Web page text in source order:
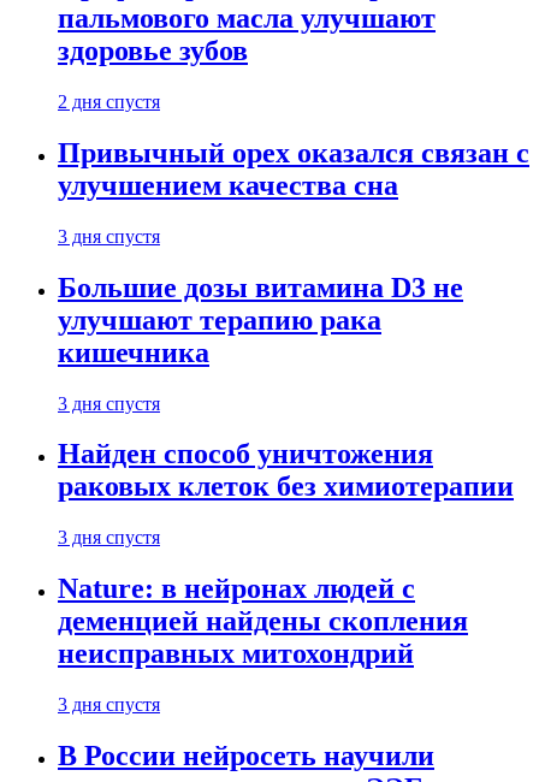
пальмового масла улучшают
здоровье зубов
2 дня спустя
Привычный орех оказался связан с
улучшением качества сна
3 дня спустя
Большие дозы витамина D3 не
улучшают терапию рака
кишечника
3 дня спустя
Найден способ уничтожения
раковых клеток без химиотерапии
3 дня спустя
Nature: в нейронах людей с
деменцией найдены скопления
неисправных митохондрий
3 дня спустя
В России нейросеть научили